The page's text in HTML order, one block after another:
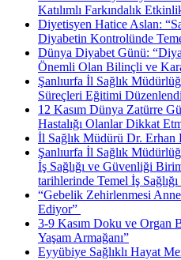
Katılımlı Farkındalık
Diyetisyen Hatice Aslan:
Diyabetin Kontrolünde
Dünya Diyabet Günü:
Önemli Olan Bilinçli ve
Şanlıurfa İl Sağlık
Süreçleri Eğitimi
12 Kasım Dünya Zatürre
Hastalığı Olanlar Dikkat
İl Sağlık Müdürü Dr. Erhan
Şanlıurfa İl Sağlık
İş Sağlığı ve Güvenliği
tarihlerinde Temel İş
“Gebelik Zehirlenmesi
Ediyor” ​
3-9 Kasım Doku ve Organ
Yaşam Armağanı”
Eyyübiye Sağlıklı Hayat